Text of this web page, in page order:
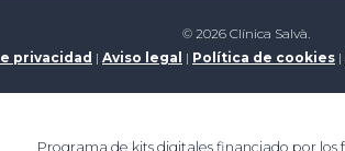
© 2026 Clínica Salvà.
privacidad | Aviso legal | Política de cookies |
Programa de kits digitales financiado por los